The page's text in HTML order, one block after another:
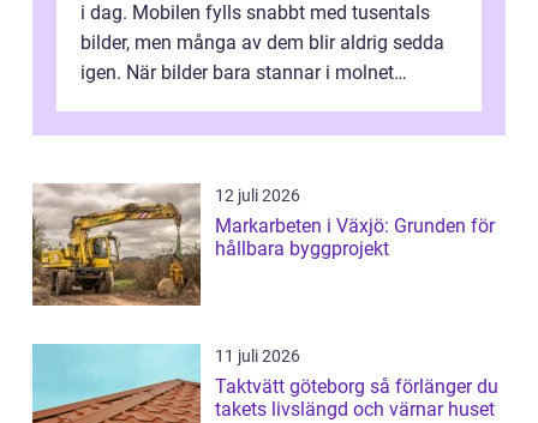
i dag. Mobilen fylls snabbt med tusentals
bilder, men många av dem blir aldrig sedda
igen. När bilder bara stannar i molnet
12 juli 2026
Markarbeten i Växjö: Grunden för
hållbara byggprojekt
11 juli 2026
Taktvätt göteborg så förlänger du
takets livslängd och värnar huset